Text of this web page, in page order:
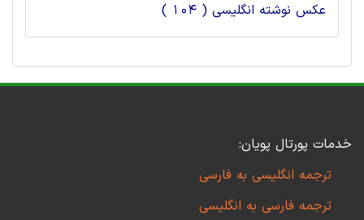
عکس نوشته انگلیسی ( 104 )
خدمات پورتال پویان:
ترجمه انگلیسی به فارسی
ترجمه فارسی به انگلیسی